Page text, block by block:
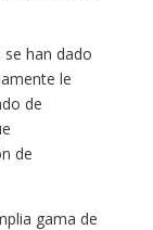
han dado
le
de
de
gama de